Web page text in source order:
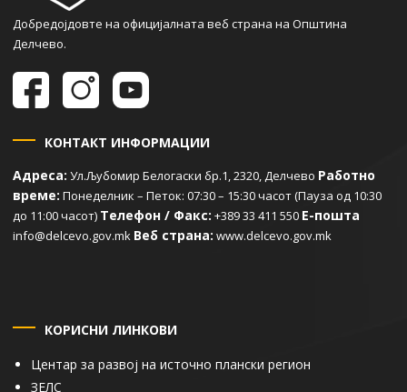
Добредојдовте на официјалната веб страна на Општина
Делчево.
КОНТАКТ ИНФОРМАЦИИ
Адреса: Ул.Љубомир Белогаски бр.1, 2320, Делчево Работно
време: Понеделник – Петок: 07:30 – 15:30 часот (Пауза од 10:30
до 11:00 часот) Телефон / Факс: +389 33 411 550 Е-пошта
info@delcevo.gov.mk Веб страна: www.delcevo.gov.mk
КОРИСНИ ЛИНКОВИ
Центар за развој на источно плански регион
ЗЕЛС